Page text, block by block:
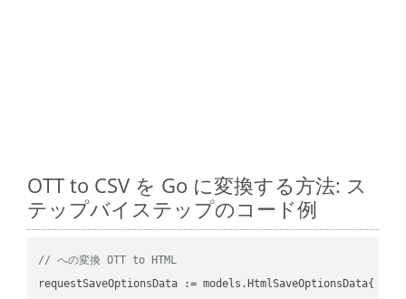
OTT to CSV を Go に変換する方法: ス
テップバイステップのコード例
// への変換 OTT to HTML
requestSaveOptionsData := models.HtmlSaveOptionsData{